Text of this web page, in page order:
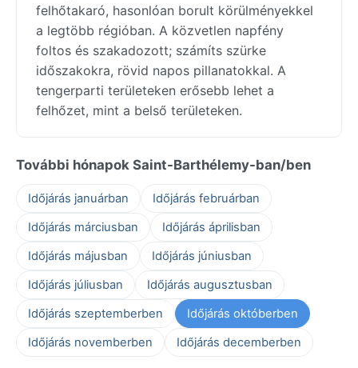
felhőtakaró, hasonlóan borult körülményekkel
a legtöbb régióban. A közvetlen napfény
foltos és szakadozott; számíts szürke
időszakokra, rövid napos pillanatokkal. A
tengerparti területeken erősebb lehet a
felhőzet, mint a belső területeken.
További hónapok Saint-Barthélemy-ban/ben
Időjárás januárban
Időjárás februárban
Időjárás márciusban
Időjárás áprilisban
Időjárás májusban
Időjárás júniusban
Időjárás júliusban
Időjárás augusztusban
Időjárás szeptemberben
Időjárás októberben
Időjárás novemberben
Időjárás decemberben